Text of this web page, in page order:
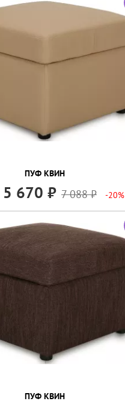
ПУФ КВИН
5 670 7 088 -20%
ПУФ КВИН